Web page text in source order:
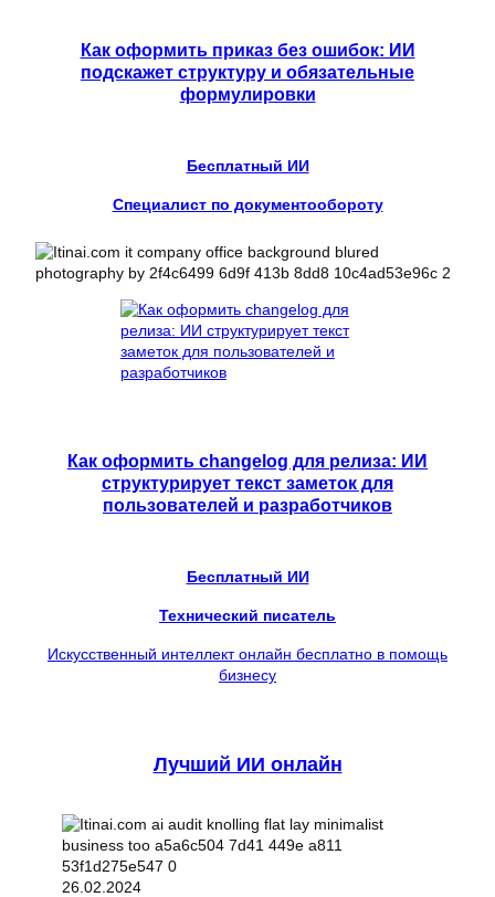
Как оформить приказ без ошибок: ИИ
подскажет структуру и обязательные
формулировки
Бесплатный ИИ
Специалист по документообороту
Как оформить changelog для релиза: ИИ
структурирует текст заметок для
пользователей и разработчиков
Бесплатный ИИ
Технический писатель
Искусственный интеллект онлайн бесплатно в помощь
бизнесу
Лучший ИИ онлайн
26.02.2024